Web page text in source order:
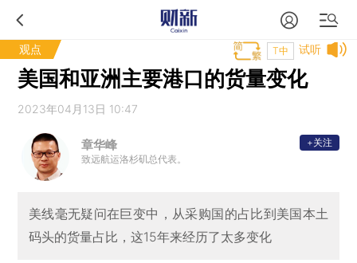
观点 试听
T中
美国和亚洲主要港口的货量变化
2023年04月13日 10:47
章华峰
致远航运洛杉矶总代表。
+关注
美线毫无疑问在巨变中，从采购国的占比到美国本土
码头的货量占比，这15年来经历了太多变化